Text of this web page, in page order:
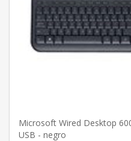
Microsoft Wired Desktop
USB - negro